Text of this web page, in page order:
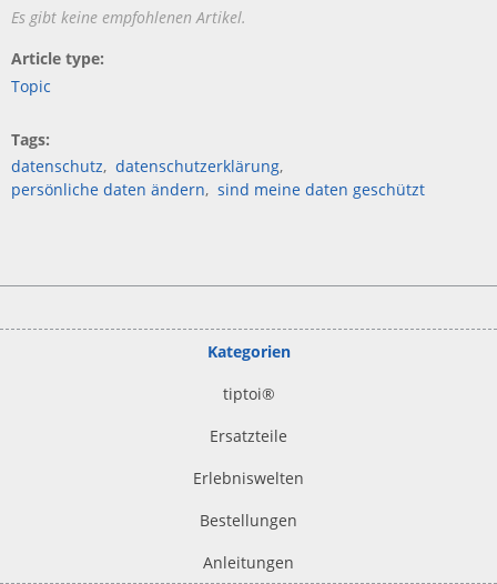
Es gibt keine empfohlenen Artikel.
Article type
Topic
Tags
datenschutz
datenschutzerklärung
persönliche daten ändern
sind meine daten geschützt
Kategorien
tiptoi®
Ersatzteile
Erlebniswelten
Bestellungen
Anleitungen